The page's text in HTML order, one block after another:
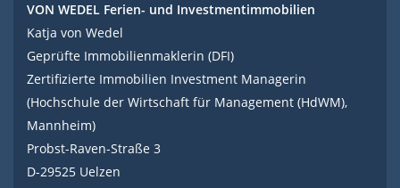
VON WEDEL Ferien- und Investmentimmobilien
Katja von Wedel
Geprüfte Immobilienmaklerin (DFI)
Zertifizierte Immobilien Investment Managerin
(Hochschule der Wirtschaft für Management (HdWM),
Mannheim)
Probst-Raven-Straße 3
D-29525 Uelzen